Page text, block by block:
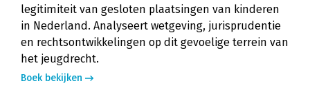
legitimiteit van gesloten plaatsingen van kinderen
in Nederland. Analyseert wetgeving, jurisprudentie
en rechtsontwikkelingen op dit gevoelige terrein van
het jeugdrecht.
Boek bekijken